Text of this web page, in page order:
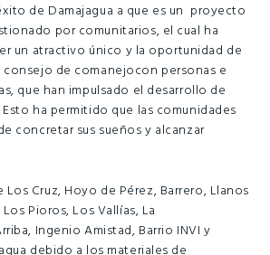
de Damajagua a que es un proyecto
por comunitarios, el cual ha
un atractivo único y la oportunidad de
de comanejocon personas e
que han impulsado el desarrollo de
ha permitido que las comunidades
concretar sus sueños y alcanzar
Los Cruz, Hoyo de Pérez, Barrero, Llanos
Pioros, Los Vallías, La
Ingenio Amistad, Barrio INVI y